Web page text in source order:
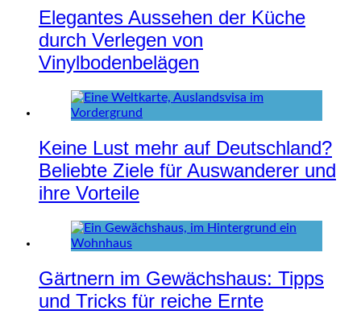
Elegantes Aussehen der Küche
durch Verlegen von
Vinylbodenbelägen
Keine Lust mehr auf Deutschland?
Beliebte Ziele für Auswanderer und
ihre Vorteile
Gärtnern im Gewächshaus: Tipps
und Tricks für reiche Ernte